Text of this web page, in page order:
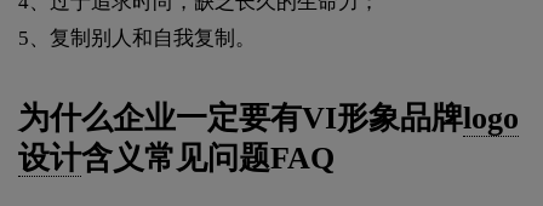
5、复制别人和自我复制。
为什么企业一定要有VI形象品牌logo
设计含义常见问题FAQ